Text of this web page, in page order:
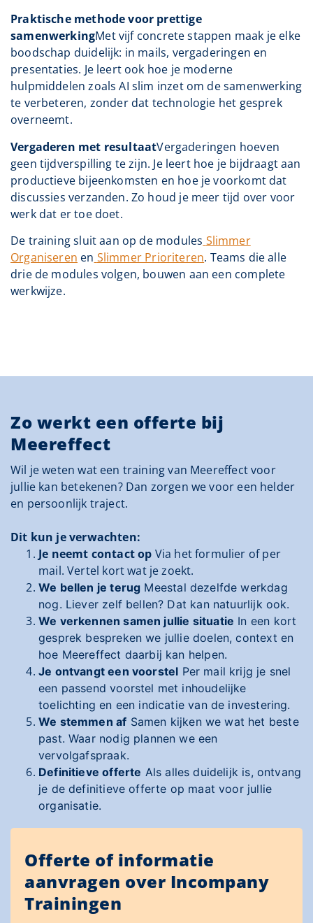
Praktische methode voor prettige
samenwerkingMet vijf concrete stappen maak je elke
boodschap duidelijk: in mails, vergaderingen en
presentaties. Je leert ook hoe je moderne
hulpmiddelen zoals AI slim inzet om de samenwerking
te verbeteren, zonder dat technologie het gesprek
overneemt.
Vergaderen met resultaatVergaderingen hoeven
geen tijdverspilling te zijn. Je leert hoe je bijdraagt aan
productieve bijeenkomsten en hoe je voorkomt dat
discussies verzanden. Zo houd je meer tijd over voor
werk dat er toe doet.
De training sluit aan op de modules Slimmer
Organiseren en Slimmer Prioriteren. Teams die alle
drie de modules volgen, bouwen aan een complete
werkwijze.
Zo werkt een offerte bij
Meereffect
Wil je weten wat een training van Meereffect voor
jullie kan betekenen? Dan zorgen we voor een helder
en persoonlijk traject.
Dit kun je verwachten:
Je neemt contact op Via het formulier of per
mail. Vertel kort wat je zoekt.
We bellen je terug Meestal dezelfde werkdag
nog. Liever zelf bellen? Dat kan natuurlijk ook.
We verkennen samen jullie situatie In een kort
gesprek bespreken we jullie doelen, context en
hoe Meereffect daarbij kan helpen.
Je ontvangt een voorstel Per mail krijg je snel
een passend voorstel met inhoudelijke
toelichting en een indicatie van de investering.
We stemmen af Samen kijken we wat het beste
past. Waar nodig plannen we een
vervolgafspraak.
Definitieve offerte Als alles duidelijk is, ontvang
je de definitieve offerte op maat voor jullie
organisatie.
Offerte of informatie
aanvragen over Incompany
Trainingen